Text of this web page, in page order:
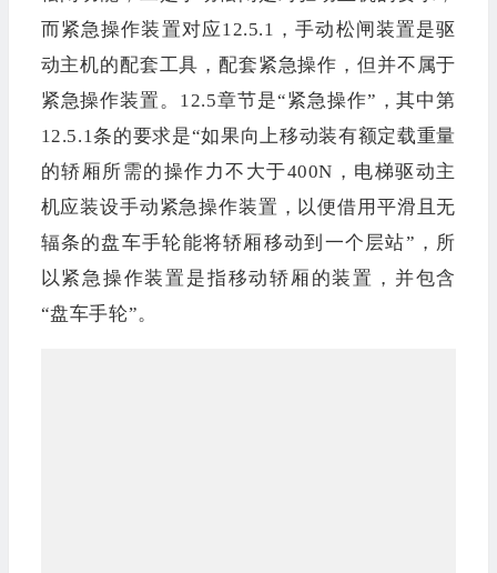
而紧急操作装置对应12.5.1，手动松闸装置是驱
动主机的配套工具，配套紧急操作，但并不属于
紧急操作装置。12.5章节是“紧急操作”，其中第
12.5.1条的要求是“如果向上移动装有额定载重量
的轿厢所需的操作力不大于400N，电梯驱动主
机应装设手动紧急操作装置，以便借用平滑且无
辐条的盘车手轮能将轿厢移动到一个层站”，所
以紧急操作装置是指移动轿厢的装置，并包含
“盘车手轮”。